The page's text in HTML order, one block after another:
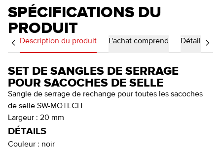
SPÉCIFICATIONS DU
PRODUIT
Description du produit L'achat comprend Détails
SET DE SANGLES DE SERRAGE
POUR SACOCHES DE SELLE
Sangle de serrage de rechange pour toutes les sacoches
de selle SW-MOTECH
Largeur : 20 mm
DÉTAILS
Couleur : noir